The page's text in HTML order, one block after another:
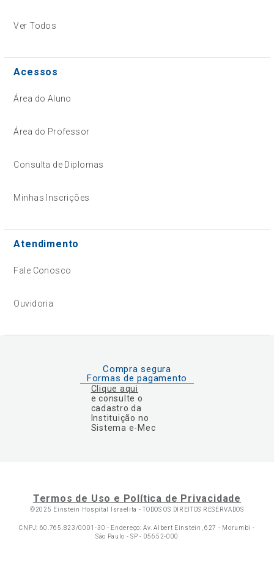
Ver Todos
Acessos
Área do Aluno
Área do Professor
Consulta de Diplomas
Minhas Inscrições
Atendimento
Fale Conosco
Ouvidoria
Compra segura
Formas de pagamento
Clique aqui
e consulte o
cadastro da
Instituição no
Sistema e-Mec
Termos de Uso e Política de Privacidade
©2025 Einstein Hospital Israelita -TODOS OS DIREITOS RESERVADOS
CNPJ: 60.765.823/0001-30 - Endereço: Av. Albert Einstein, 627 - Morumbi -
São Paulo - SP - 05652-000